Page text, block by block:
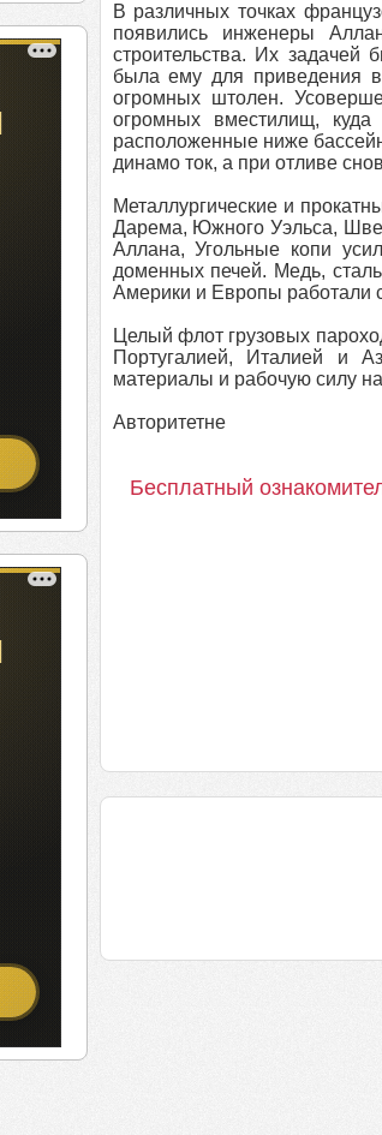
В различных точках
появились инженеры
строительства. Их
была ему для приведения
огромных штолен.
огромных вместилищ,
расположенные ниже
динамо ток, а при отливе
Металлургические и
Дарема, Южного Уэльса,
Аллана, Угольные копи
доменных печей. Медь,
Америки и Европы работали
Целый флот грузовых
Португалией, Италией и
материалы и рабочую силу
Авторитетне
Бесплатный